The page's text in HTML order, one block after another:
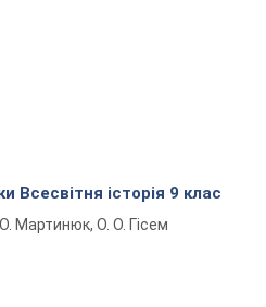
Всесвітня історія 9 клас
Мартинюк, О. О. Гісем